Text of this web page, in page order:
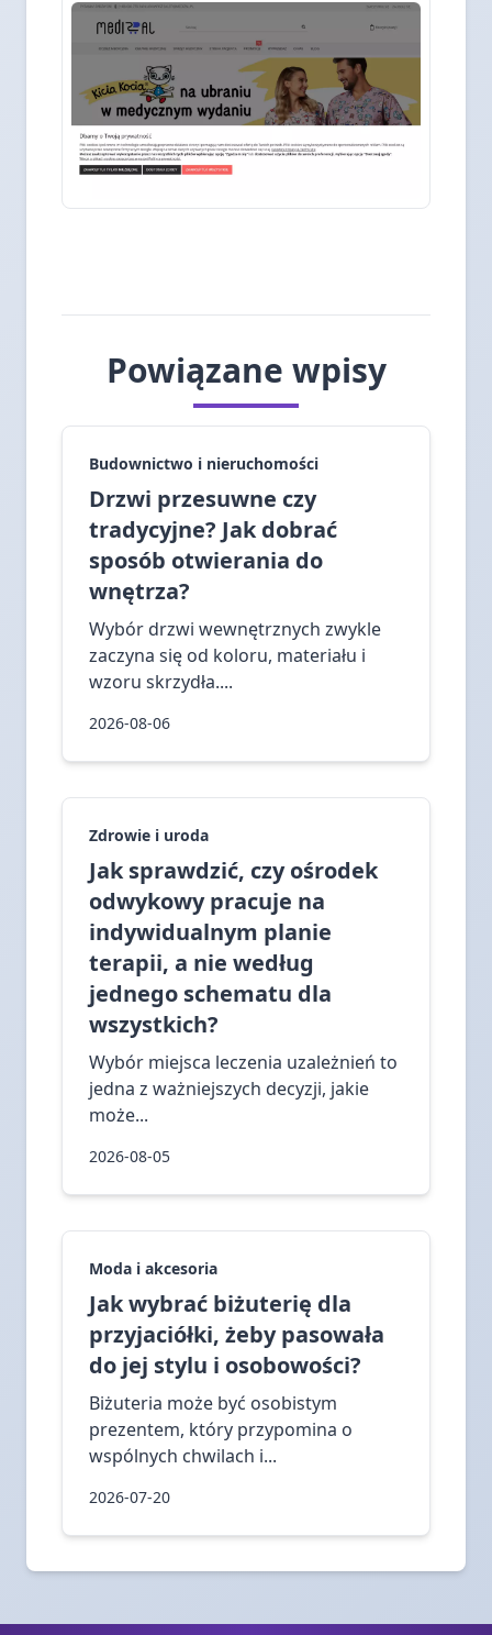
Powiązane wpisy
Budownictwo i nieruchomości
Drzwi przesuwne czy
tradycyjne? Jak dobrać
sposób otwierania do
wnętrza?
Wybór drzwi wewnętrznych zwykle
zaczyna się od koloru, materiału i
wzoru skrzydła....
2026-08-06
Zdrowie i uroda
Jak sprawdzić, czy ośrodek
odwykowy pracuje na
indywidualnym planie
terapii, a nie według
jednego schematu dla
wszystkich?
Wybór miejsca leczenia uzależnień to
jedna z ważniejszych decyzji, jakie
może...
2026-08-05
Moda i akcesoria
Jak wybrać biżuterię dla
przyjaciółki, żeby pasowała
do jej stylu i osobowości?
Biżuteria może być osobistym
prezentem, który przypomina o
wspólnych chwilach i...
2026-07-20